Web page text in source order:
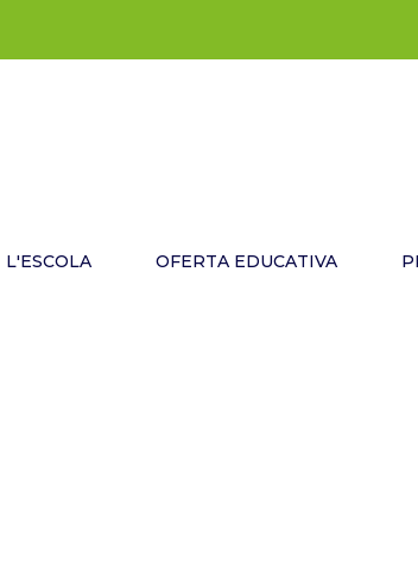
L'ESCOLA OFERTA EDUCATIVA